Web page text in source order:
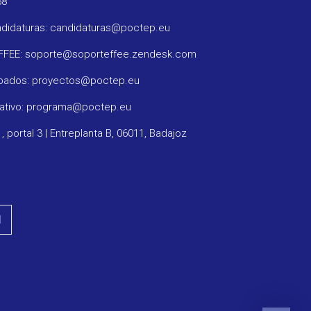
candidaturas@poctep.eu
soporte@soporteffee.zendesk.com
proyectos@poctep.eu
programa@poctep.eu
portal 3 | Entreplanta B, 06011, Badajoz